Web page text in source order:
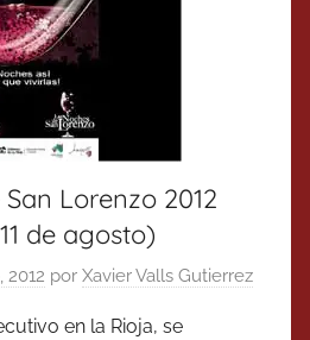
Lorenzo 2012
de agosto)
2012 por Xavier Valls Gutierrez
en la Rioja, se